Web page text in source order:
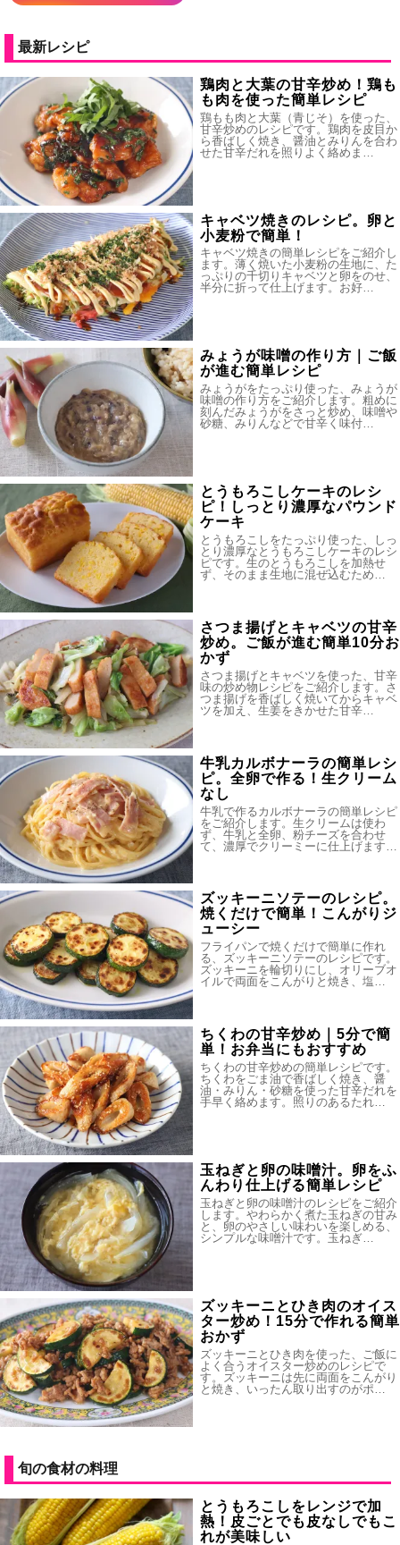
最新レシピ
鶏肉と大葉の甘辛炒め！鶏も
も肉を使った簡単レシピ
鶏もも肉と大葉（青じそ）を使った、
甘辛炒めのレシピです。鶏肉を皮目か
ら香ばしく焼き、醤油とみりんを合わ
せた甘辛だれを照りよく絡めま…
キャベツ焼きのレシピ。卵と
小麦粉で簡単！
キャベツ焼きの簡単レシピをご紹介し
ます。薄く焼いた小麦粉の生地に、た
っぷりの千切りキャベツと卵をのせ、
半分に折って仕上げます。お好…
みょうが味噌の作り方｜ご飯
が進む簡単レシピ
みょうがをたっぷり使った、みょうが
味噌の作り方をご紹介します。粗めに
刻んだみょうがをさっと炒め、味噌や
砂糖、みりんなどで甘辛く味付…
とうもろこしケーキのレシ
ピ！しっとり濃厚なパウンド
ケーキ
とうもろこしをたっぷり使った、しっ
とり濃厚なとうもろこしケーキのレシ
ピです。生のとうもろこしを加熱せ
ず、そのまま生地に混ぜ込むため…
さつま揚げとキャベツの甘辛
炒め。ご飯が進む簡単10分お
かず
さつま揚げとキャベツを使った、甘辛
味の炒め物レシピをご紹介します。さ
つま揚げを香ばしく焼いてからキャベ
ツを加え、生姜をきかせた甘辛…
牛乳カルボナーラの簡単レシ
ピ。全卵で作る！生クリーム
なし
牛乳で作るカルボナーラの簡単レシピ
をご紹介します。生クリームは使わ
ず、牛乳と全卵、粉チーズを合わせ
て、濃厚でクリーミーに仕上げます…
ズッキーニソテーのレシピ。
焼くだけで簡単！こんがりジ
ューシー
フライパンで焼くだけで簡単に作れ
る、ズッキーニソテーのレシピです。
ズッキーニを輪切りにし、オリーブオ
イルで両面をこんがりと焼き、塩…
ちくわの甘辛炒め｜5分で簡
単！お弁当にもおすすめ
ちくわの甘辛炒めの簡単レシピです。
ちくわをごま油で香ばしく焼き、醤
油・みりん・砂糖を使った甘辛だれを
手早く絡めます。照りのあるたれ…
玉ねぎと卵の味噌汁。卵をふ
んわり仕上げる簡単レシピ
玉ねぎと卵の味噌汁のレシピをご紹介
します。やわらかく煮た玉ねぎの甘み
と、卵のやさしい味わいを楽しめる、
シンプルな味噌汁です。玉ねぎ…
ズッキーニとひき肉のオイス
ター炒め！15分で作れる簡単
おかず
ズッキーニとひき肉を使った、ご飯に
よく合うオイスター炒めのレシピで
す。ズッキーニは先に両面をこんがり
と焼き、いったん取り出すのがポ…
旬の食材の料理
とうもろこしをレンジで加
熱！皮ごとでも皮なしでもこ
れが美味しい